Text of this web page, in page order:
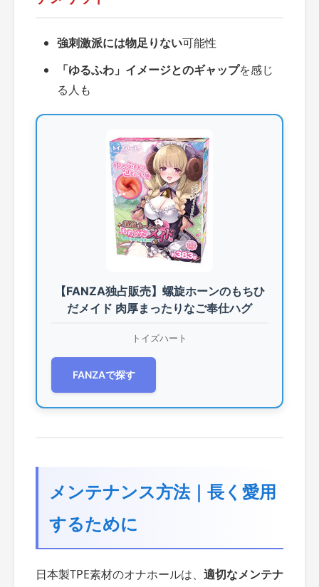
強刺激派には物足りない可能性
「ゆるふわ」イメージとのギャップを感じ
る人も
【FANZA独占販売】螺旋ホーンのもちひ
だメイド 肉厚まったりなご奉仕ハグ
トイズハート
FANZAで探す
メンテナンス方法｜長く愛用
するために
日本製TPE素材のオナホールは、 適切なメンテナ